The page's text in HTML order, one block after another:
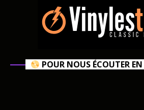
POUR NOUS ÉCOUTER